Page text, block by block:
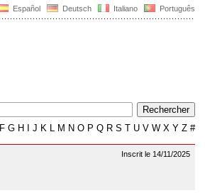
Español Deutsch Italiano Português
F G H J K L M N O P Q R S T U V W X Y Z #
Inscrit le 14/11/2025